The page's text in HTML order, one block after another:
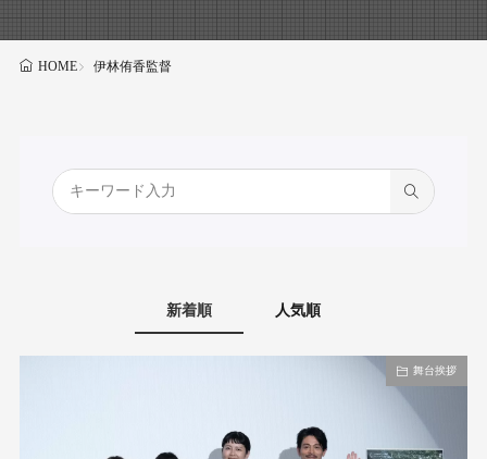
HOME 伊林侑香監督
新着順 人気順
舞台挨拶